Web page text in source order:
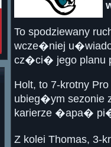
To spodziewany
wcze�niej
cz�ci� jego planu
Holt, to 7-krotny
ubieg�ym sezonie
karierze �apa�
Z kolei Thomas, 3-